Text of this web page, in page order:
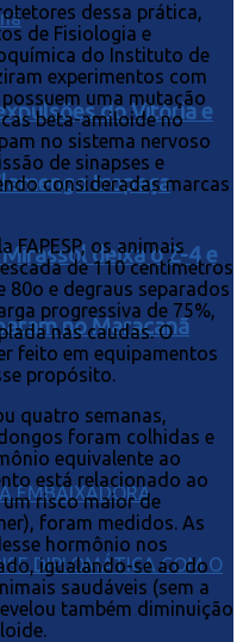
do Vitória e
tropeça
deixa o Z-4 e
no Maracanã
dessa prática,
de Fisiologia e
do Instituto de
experimentos com
uma mutação
beta-amiloide no
no sistema nervoso
de sinapses e
consideradas marcas
FAPESP, os animais
de 110 centímetros
80o e degraus separados
progressiva de 75%,
nas caudas. O
feito em equipamentos
propósito.
quatro semanas,
foram colhidas e
equivalente ao
está relacionado ao
um risco maior de
foram medidos. As
hormônio nos
igualando-se ao do
saudáveis (sem a
também diminuição